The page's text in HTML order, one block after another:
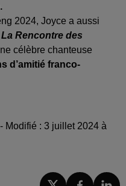
2024, Joyce a aussi
La Rencontre des
célèbre chanteuse
d’amitié franco-
Modifié : 3 juillet 2024 à